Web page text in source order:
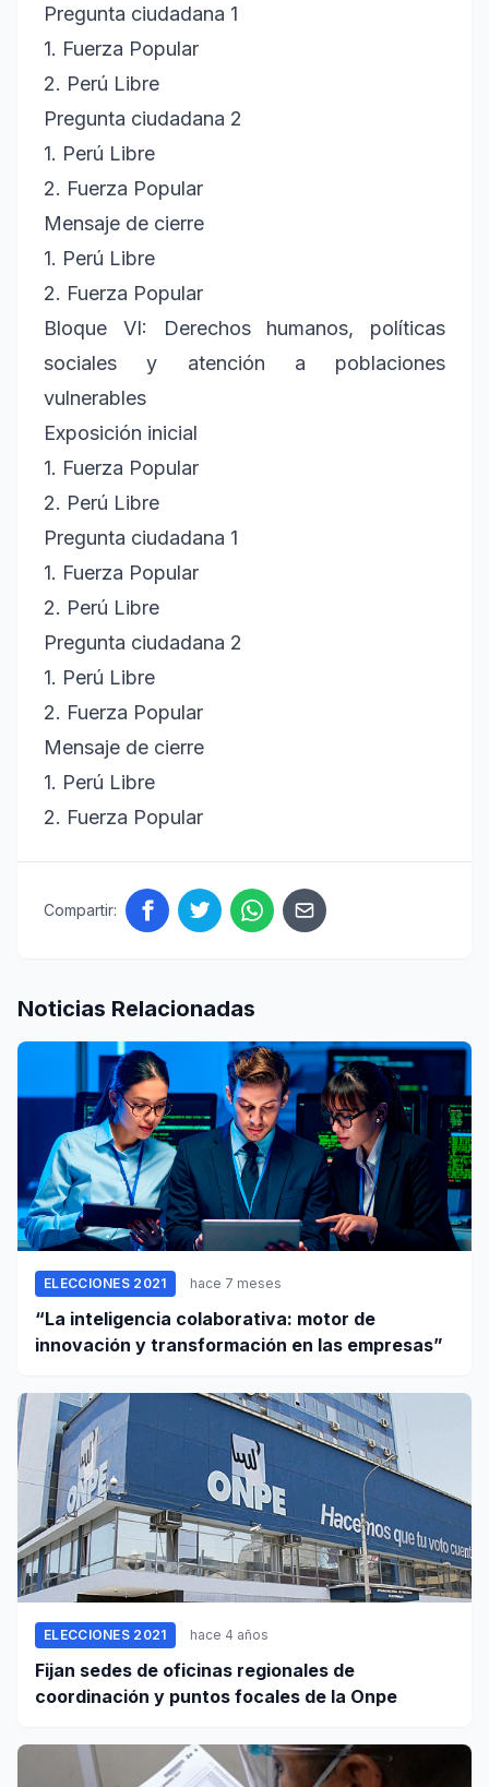
Pregunta ciudadana 1
1. Fuerza Popular
2. Perú Libre
Pregunta ciudadana 2
1. Perú Libre
2. Fuerza Popular
Mensaje de cierre
1. Perú Libre
2. Fuerza Popular
Bloque VI: Derechos humanos, políticas
sociales y atención a poblaciones
vulnerables
Exposición inicial
1. Fuerza Popular
2. Perú Libre
Pregunta ciudadana 1
1. Fuerza Popular
2. Perú Libre
Pregunta ciudadana 2
1. Perú Libre
2. Fuerza Popular
Mensaje de cierre
1. Perú Libre
2. Fuerza Popular
Compartir:
Noticias Relacionadas
ELECCIONES 2021 hace 7 meses
“La inteligencia colaborativa: motor de
innovación y transformación en las empresas”
ELECCIONES 2021 hace 4 años
Fijan sedes de oficinas regionales de
coordinación y puntos focales de la Onpe